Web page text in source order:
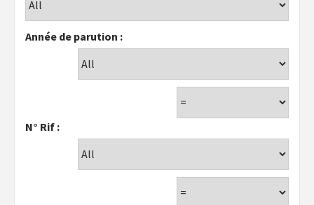
Année de parution :
N° Rif :